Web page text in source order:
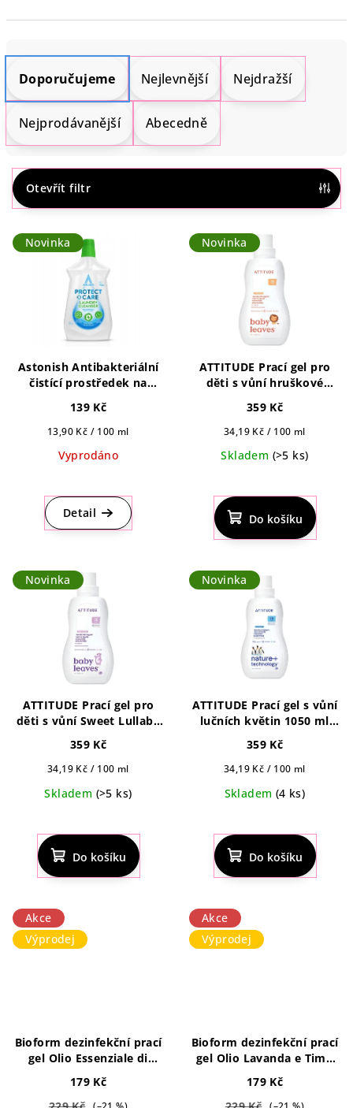
Ř
z
n
p
r
o
d
Doporučujeme Nejlevnější Nejdražší
Nejprodávanější Abecedně
Otevřít filtr
V
ý
Novinka
Astonish Antibakteriální
čistící prostředek na
139 Kč
Měrná
13,90 Kč / 100 ml
Vyprodáno
hodnocení
produktu
je
5
hvězdiček.
Detail
Novinka
ATTITUDE Prací gel pro
děti s vůní hruškové
359 Kč
Měrná
34,19 Kč / 100 ml
Skladem (>5 ks)
Do košíku
Novinka
ATTITUDE Prací gel pro
děti s vůní Sweet Lullaby
359 Kč
Měrná
34,19 Kč / 100 ml
Skladem (>5 ks)
Do košíku
Novinka
ATTITUDE Prací gel s vůní
lučních květin 1050 ml
359 Kč
Měrná
34,19 Kč / 100 ml
Skladem (4 ks)
Do košíku
Akce
Výprodej
Bioform dezinfekční prací
gel Olio Essenziale di
Bergamotto 1625ml
179 Kč
Akce
Výprodej
Bioform dezinfekční prací
gel Olio Lavanda e Timo
1625ml
179 Kč